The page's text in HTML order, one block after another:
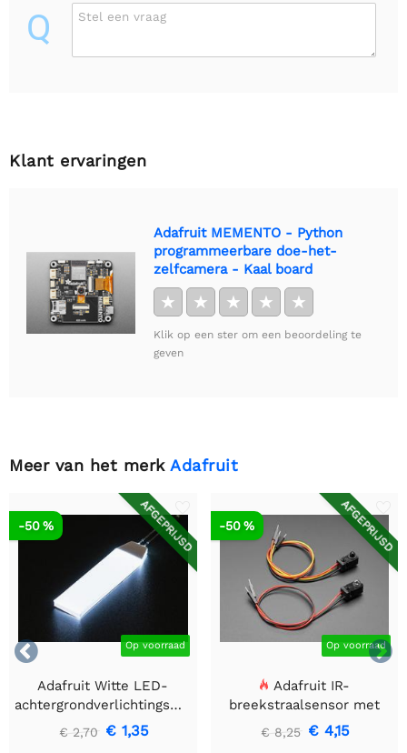
Q Stel een vraag
Klant ervaringen
Adafruit MEMENTO - Python
programmeerbare doe-het-
zelfcamera - Kaal board
★ ★ ★ ★ ★
Klik op een ster om een beoordeling te
geven
Meer van het merk Adafruit


AFGEPRIJSD
Op voorraad
-50 %
Adafruit Witte LED-
achtergrondverlichtingsmodule
- Klein 12 mm x 40 mm
€ 2,70 € 1,35
AFGEPRIJSD
Op voorraad
-50 %
Adafruit IR-
breekstraalsensor met
premium draadheader
header einden - 5 mm
€ 8,25 € 4,15